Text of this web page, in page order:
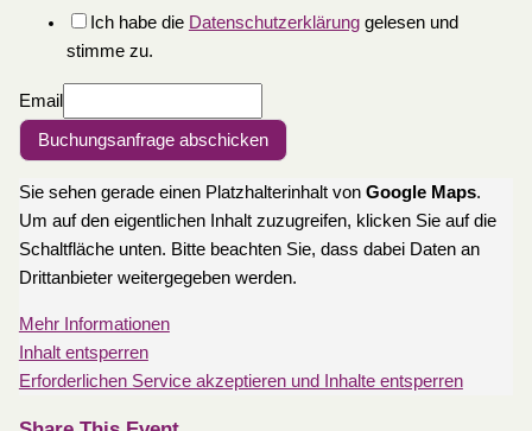
Ich habe die Datenschutzerklärunggelesen und
stimme zu.
Email
Buchungsanfrage abschicken
Sie sehen gerade einen Platzhalterinhalt von Google Maps.
Um auf den eigentlichen Inhalt zuzugreifen, klicken Sie auf die
Schaltfläche unten. Bitte beachten Sie, dass dabei Daten an
Drittanbieter weitergegeben werden.
Mehr Informationen
Inhalt entsperren
Erforderlichen Service akzeptieren und Inhalte entsperren